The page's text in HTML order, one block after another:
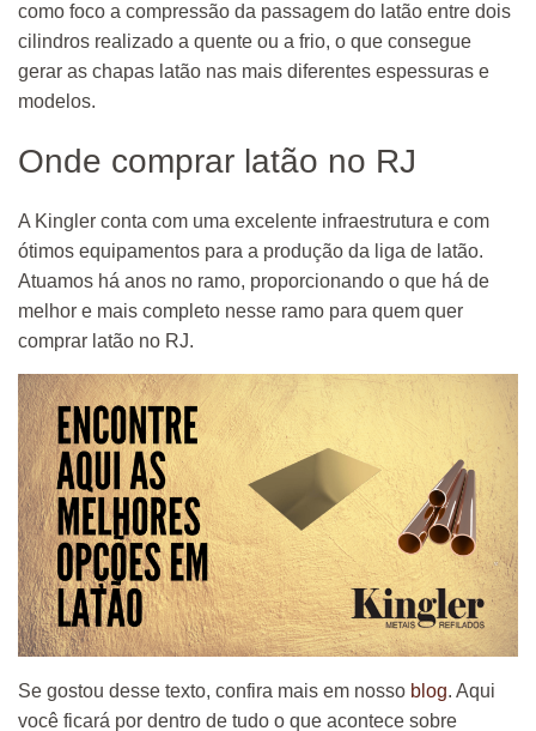
como foco a compressão da passagem do latão entre dois
cilindros realizado a quente ou a frio, o que consegue
gerar as chapas latão nas mais diferentes espessuras e
modelos.
Onde comprar latão no RJ
A Kingler conta com uma excelente infraestrutura e com
ótimos equipamentos para a produção da liga de latão.
Atuamos há anos no ramo, proporcionando o que há de
melhor e mais completo nesse ramo para quem quer
comprar latão no RJ.
Se gostou desse texto, confira mais em nosso blog. Aqui
você ficará por dentro de tudo o que acontece sobre